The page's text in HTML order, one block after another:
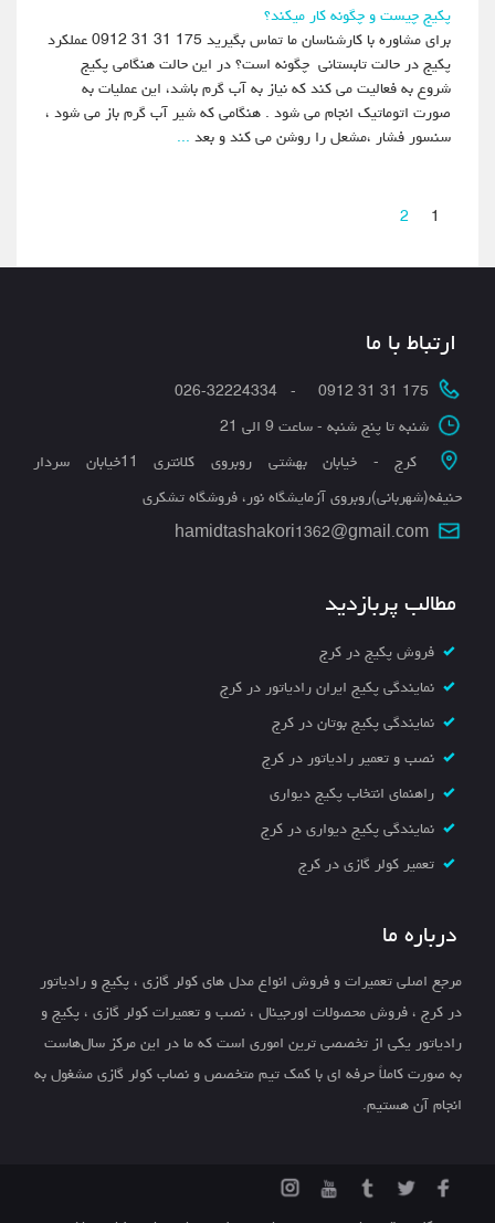
پکیج چیست و چگونه کار میکند؟
برای مشاوره با کارشناسان ما تماس بگیرید 175 31 31 0912 عملکرد
پکیج در حالت تابستانی چگونه است؟ در این حالت هنگامی پکیج
شروع به فعالیت می کند که نیاز به آب گرم باشد، این عملیات به
صورت اتوماتیک انجام می شود . هنگامی که شیر آب گرم باز می شود ،
سنسور فشار ،مشعل را روشن می کند و بعد...
1
2
ارتباط با ما
175 31 31 0912 - 026-32224334
شنبه تا پنج شنبه - ساعت 9 الی 21
کرج - خیابان بهشتی روبروی کلانتری 11خیابان سردار
حنیفه(شهربانی)روبروی آزمایشگاه نور، فروشگاه تشکری
hamidtashakori1362@gmail.com
مطالب پربازدید
فروش پکیج در کرج
نمایندگی پکیج ایران رادیاتور در کرج
نمایندگی پکیج بوتان در کرج
نصب و تعمیر رادیاتور در کرج
راهنمای انتخاب پکیج دیواری
نمایندگی پکیج دیواری در کرج
تعمیر کولر گازی در کرج
درباره ما
مرجع اصلی تعمیرات و فروش انواع مدل های کولر گازی ، پکیج و رادیاتور
در کرج ، فروش محصولات اورجینال ، نصب و تعمیرات کولر گازی ، پکیج و
رادیاتور یکی از تخصصی ترین اموری است که ما در این مرکز سال‌هاست
به صورت کاملاً حرفه ای با کمک تیم متخصص و نصاب کولر گازی مشغول به
انجام آن هستیم.